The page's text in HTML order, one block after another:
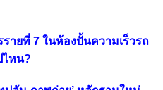
รายที่ 7 ในห้องปั้นความเร็วรถ
ไหน?